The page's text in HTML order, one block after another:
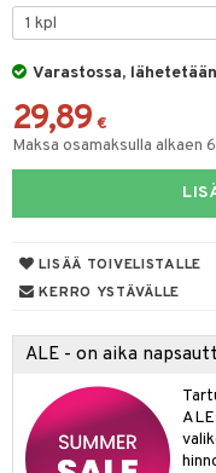
Varastossa,
29,89 €
Maksa osamaksulla alkaen
LISÄÄ TOIVELISTALLE
KERRO YSTÄVÄLLE
ALE - on aika
Minecraft
Ninjago
Speed Champions
Spidey
Born
Tukholma